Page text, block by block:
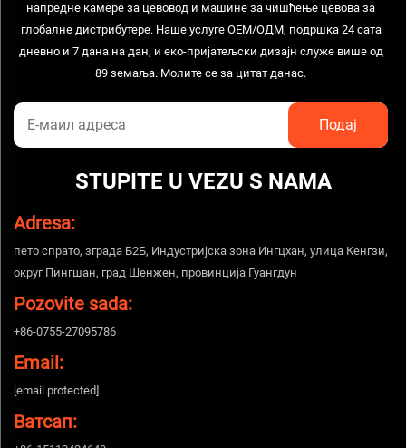
напредне камере за цевовод и машине за чишћење цевова за
глобалне дистрибутере. Наше услуге ОЕМ/ОДМ, подршка 24 сата
дневно и 7 дана на дан, и еко-пријатељски дизајн служе више од
89 земаља. Молите се за цитат данас.
STUPITE U VEZU S NAMA
Adresa:
пето спрато, зграда Б2Б, Индустријска зона Ингцхан, улица Кенгзи,
округ Пингшан, град Шенжен, провинција Гуангдун
Pozovite sada:
+86-0755-27095786
Email:
[email protected]
Ватсап: